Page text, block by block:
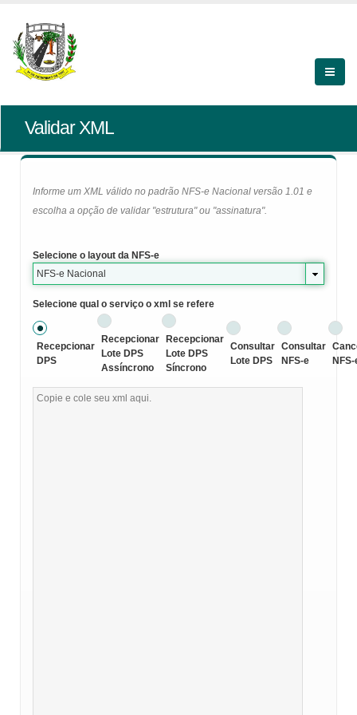
Validar XML
Informe um XML válido no padrão NFS-e Nacional versão 1.01 e
escolha a opção de validar "estrutura" ou "assinatura".
Selecione o layout da NFS-e
NFS-e Nacional
Selecione qual o serviço o xml se refere
Recepcionar
DPS
Recepcionar
Lote DPS
Assíncrono
Recepcionar
Lote DPS
Síncrono
Consultar
Lote DPS
Consultar
NFS-e
NFS-